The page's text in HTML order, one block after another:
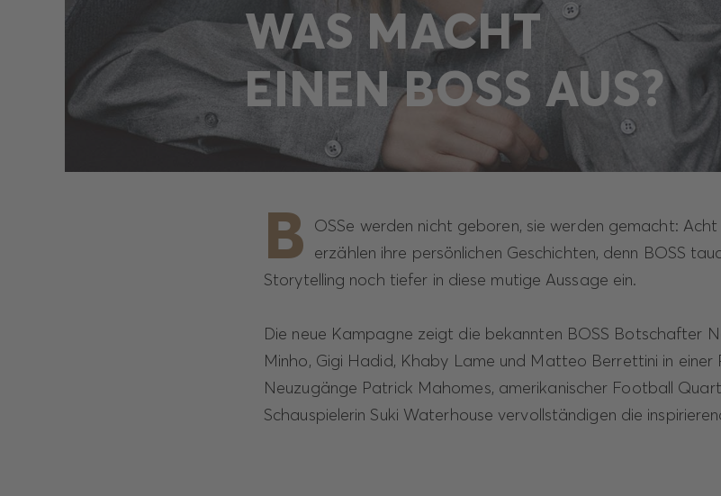
WAS MACHT
EINEN BOSS AUS?
B OSSe werden nicht geboren, sie werden gemacht:
erzählen ihre persönlichen Geschichten, denn BOSS
Storytelling noch tiefer in diese mutige Aussage ein.
Die neue Kampagne zeigt die bekannten BOSS Botschafter
Minho, Gigi Hadid, Khaby Lame und Matteo Berrettini in einer
Neuzugänge Patrick Mahomes, amerikanischer Football
Schauspielerin Suki Waterhouse vervollständigen die